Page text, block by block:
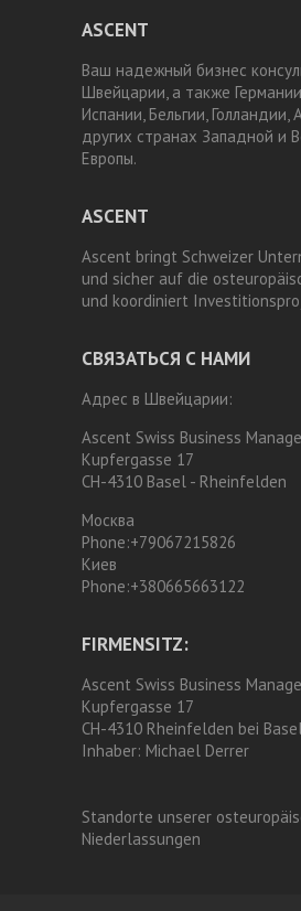
ASCENT
Ваш надежный бизнес
Швейцарии, а также
Испании, Бельгии, Голландии,
других странах Западной и
Европы.
ASCENT
Ascent bringt Schweizer
und sicher auf die
und koordiniert
СВЯЗАТЬСЯ С НАМИ
Адрес в Швейцарии:
Ascent Swiss Business
Kupfergasse 17
CH-4310 Basel - Rheinfelden
Москва
Phone:+79067215826
Киев
Phone:+380665663122
FIRMENSITZ:
Ascent Swiss Business
Kupfergasse 17
CH-4310 Rheinfelden bei
Inhaber: Michael Derrer
Standorte unserer
Niederlassungen